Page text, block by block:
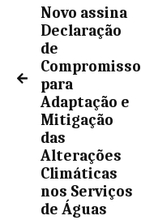
Novo assina
Declaração
de
Compromisso
para
Adaptação e
Mitigação
das
Alterações
Climáticas
nos Serviços
de Águas